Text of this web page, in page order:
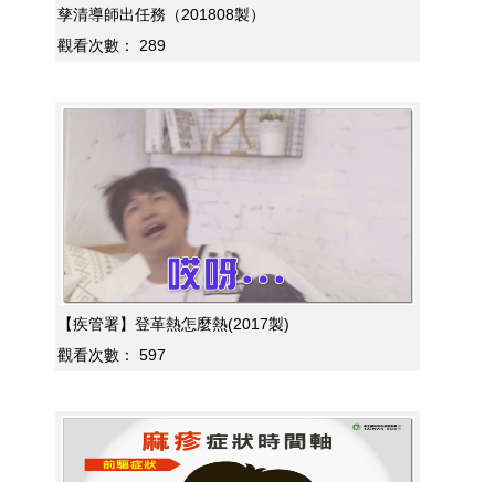
孳清導師出任務（201808製）
觀看次數：
289
【疾管署】登革熱怎麼熱(2017製)
觀看次數：
597